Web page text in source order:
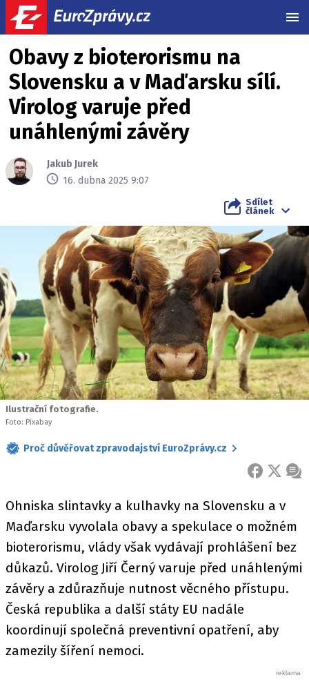
Obavy z bioterorismu na
Slovensku a v Maďarsku sílí.
Virolog varuje před
unáhlenými závěry
Jakub Jurek
16. dubna 2025 9:07
Sdílet
článek
Ilustrační fotografie.
Foto: Pixabay
Proč důvěřovat zpravodajství EuroZprávy.cz
FACEBOOK
X
Ohniska slintavky a kulhavky na Slovensku a v
Maďarsku vyvolala obavy a spekulace o možném
bioterorismu, vlády však vydávají prohlášení bez
důkazů. Virolog Jiří Černý varuje před unáhlenými
závěry a zdůrazňuje nutnost věcného přístupu.
Česká republika a další státy EU nadále
koordinují společná preventivní opatření, aby
zamezily šíření nemoci.